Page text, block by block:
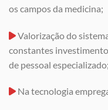
os campos da medicina;
Valorização do
constantes
de pessoal especializado;
Na tecnologia